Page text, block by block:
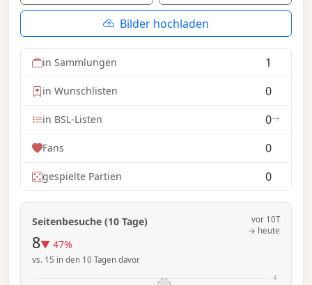
Bilder hochladen
in Sammlungen 1
in Wunschlisten 0
in BSL-Listen 0
Fans 0
gespielte Partien 0
Seitenbesuche (10 Tage)
8▼ 47%
vs. 15 in den 10 Tagen davor
vor 10T
→ heute